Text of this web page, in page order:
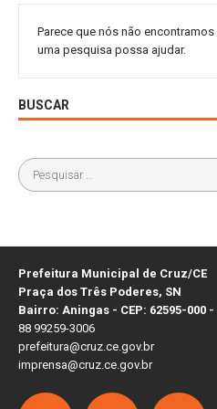
Parece que nós não
uma pesquisa possa ajudar.
BUSCAR
Prefeitura Municipal de Cruz/CE
Praça dos Três Poderes, SN
Bairro: Aningas - CEP: 62595-000
88 99259-3006
prefeitura@cruz.ce.gov.br
imprensa@cruz.ce.gov.br